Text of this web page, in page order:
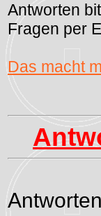
Antworten
Fragen per
Das macht